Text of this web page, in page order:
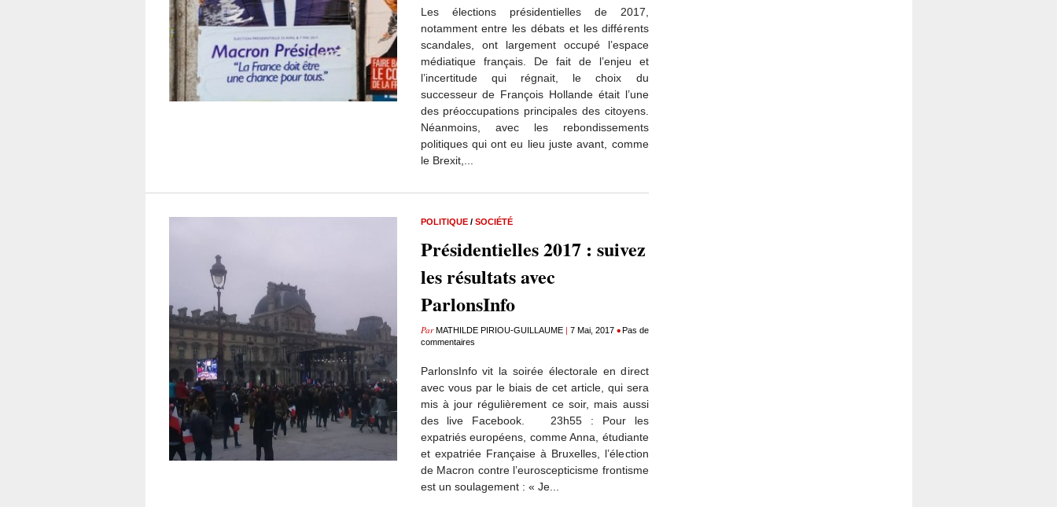
Les élections présidentielles de 2017,
notamment entre les débats et les différents
scandales, ont largement occupé l’espace
médiatique français. De fait de l’enjeu et
l’incertitude qui régnait, le choix du
successeur de François Hollande était l’une
des préoccupations principales des citoyens.
Néanmoins, avec les rebondissements
politiques qui ont eu lieu juste avant, comme
le Brexit,...
POLITIQUE/ SOCIÉTÉ
Présidentielles 2017 : suivez
les résultats avec
ParlonsInfo
ParMATHILDE PIRIOU-GUILLAUME| 7 Mai, 2017 •Pas de
commentaires
ParlonsInfo vit la soirée électorale en direct
avec vous par le biais de cet article, qui sera
mis à jour régulièrement ce soir, mais aussi
des live Facebook. 23h55 : Pour les
expatriés européens, comme Anna, étudiante
et expatriée Française à Bruxelles, l’élection
de Macron contre l’euroscepticisme frontisme
est un soulagement : « Je...